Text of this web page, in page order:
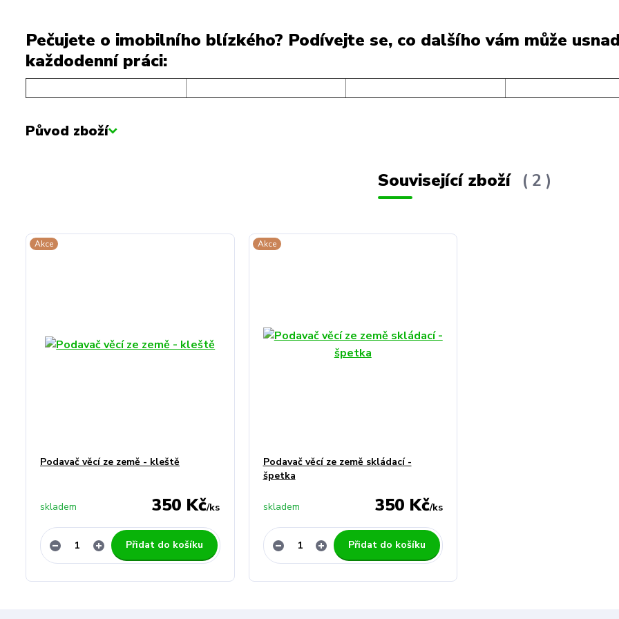
Pečujete o imobilního blízkého? Podívejte se, co dalšího vám může
každodenní práci:
Původ zboží
Související zboží 2
Akce
Podavač věcí ze země - kleště
350 Kč/ks
skladem
Přidat do košíku
Akce
Podavač věcí ze země skládací -
špetka
350 Kč/ks
skladem
Přidat do košíku